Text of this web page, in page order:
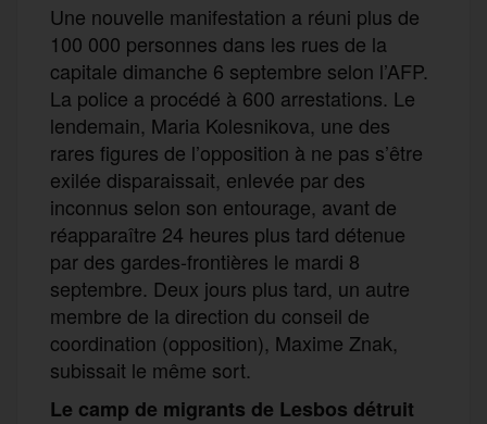
Une nouvelle manifestation a réuni plus de
100 000 personnes dans les rues de la
capitale dimanche 6 septembre selon l’AFP.
La police a procédé à 600 arrestations. Le
lendemain, Maria Kolesnikova, une des
rares figures de l’opposition à ne pas s’être
exilée disparaissait, enlevée par des
inconnus selon son entourage, avant de
réapparaître 24 heures plus tard détenue
par des gardes-frontières le mardi 8
septembre. Deux jours plus tard, un autre
membre de la direction du conseil de
coordination (opposition), Maxime Znak,
subissait le même sort.
Le camp de migrants de Lesbos détruit